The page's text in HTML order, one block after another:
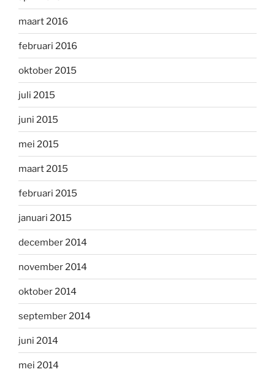
maart 2016
februari 2016
oktober 2015
juli 2015
juni 2015
mei 2015
maart 2015
februari 2015
januari 2015
december 2014
november 2014
oktober 2014
september 2014
juni 2014
mei 2014